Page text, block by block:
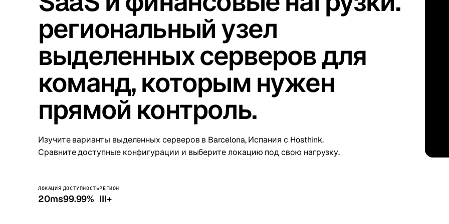
Stockholm Швеция Tallinn
Warsaw
региональный узел
выделенных серверов для
команд, которым нужен
прямой контроль.
Изучите варианты выделенных серверов в Barcelona, Испания с Hosthink.
Сравните доступные конфигурации и выберите локацию под свою нагрузку.
ЛОКАЦИЯ
20ms
ДОСТУПНОСТЬ
99.99%
РЕГИОН
III+